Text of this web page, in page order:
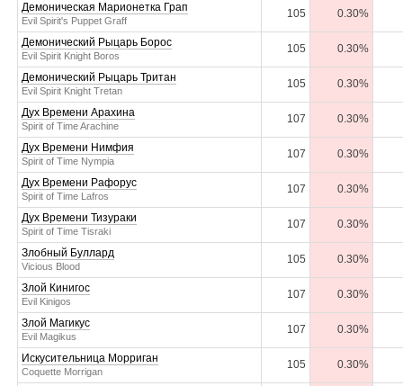
Демоническая Марионетка Грап
Evil Spirit's Puppet Graff
105 0.30%
Демонический Рыцарь Борос
Evil Spirit Knight Boros
105 0.30%
Демонический Рыцарь Тритан
Evil Spirit Knight Tretan
105 0.30%
Дух Времени Арахина
Spirit of Time Arachine
107 0.30%
Дух Времени Нимфия
Spirit of Time Nympia
107 0.30%
Дух Времени Рафорус
Spirit of Time Lafros
107 0.30%
Дух Времени Тизураки
Spirit of Time Tisraki
107 0.30%
Злобный Буллард
Vicious Blood
105 0.30%
Злой Кинигос
Evil Kinigos
107 0.30%
Злой Магикус
Evil Magikus
107 0.30%
Искусительница Морриган
Coquette Morrigan
105 0.30%